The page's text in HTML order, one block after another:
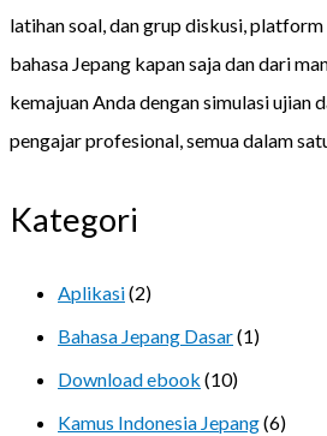
latihan soal, dan grup diskusi,
bahasa Jepang kapan saja dan dari
kemajuan Anda dengan simulasi ujian
pengajar profesional, semua dalam
Kategori
Aplikasi(2)
Bahasa Jepang Dasar(1)
Download ebook (10)
Kamus Indonesia Jepang(6)